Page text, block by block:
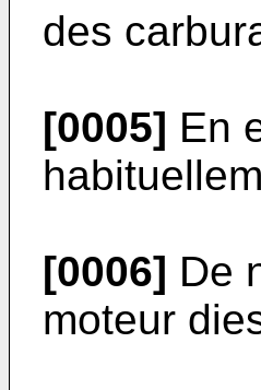
des
[0005] En
[0006] De
moteur